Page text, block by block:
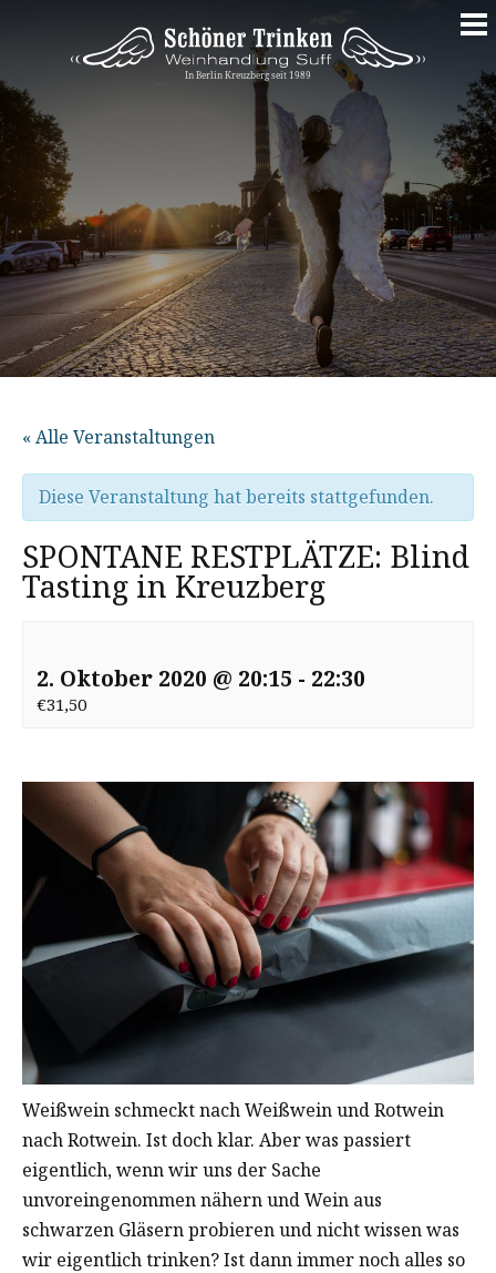
zum
Inhalt
« Alle Veranstaltungen
Diese Veranstaltung hat bereits stattgefunden.
SPONTANE RESTPLÄTZE: Blind
Tasting in Kreuzberg
2. Oktober 2020 @ 20:15 - 22:30
€31,50
Weißwein schmeckt nach Weißwein und Rotwein
nach Rotwein. Ist doch klar. Aber was passiert
eigentlich, wenn wir uns der Sache
unvoreingenommen nähern und Wein aus
schwarzen Gläsern probieren und nicht wissen was
wir eigentlich trinken? Ist dann immer noch alles so